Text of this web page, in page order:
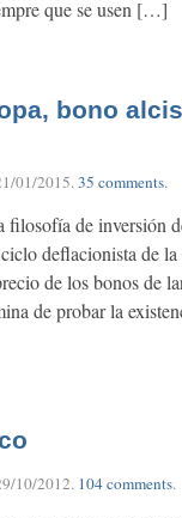
que se usen […]
bono
01/2015.35 comments.
filosofía de inversión
deflacionista de
de los bonos de
de probar la
10/2012. 104 comments.